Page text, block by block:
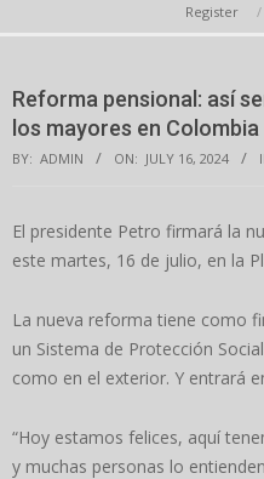
Navigation
Register
Reforma pensional: así
los mayores en Colombia
BY: ADMIN ON: JULY 16, 2024
El presidente Petro firmará la
este martes, 16 de julio, en la
La nueva reforma tiene como
un Sistema de Protección
como en el exterior. Y entrará
“Hoy estamos felices, aquí
y muchas personas lo